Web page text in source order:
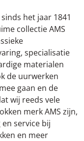
het jaar 1841
collectie AMS
specialisatie
materialen
de uurwerken
gaan en de
wij reeds vele
merk AMS zijn,
service bij
en meer